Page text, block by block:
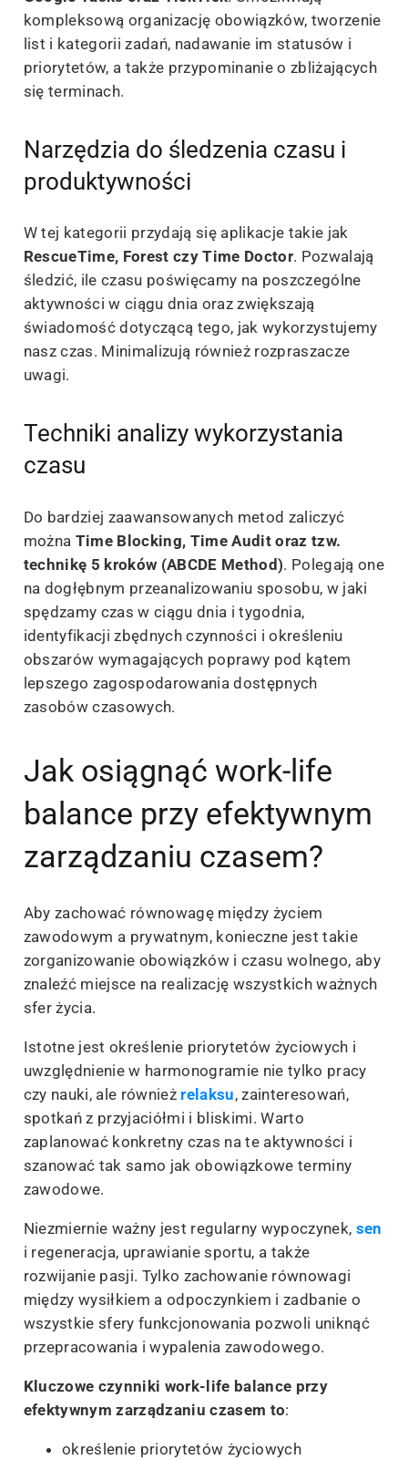
kompleksową organizację obowiązków, tworzenie
list i kategorii zadań, nadawanie im statusów i
priorytetów, a także przypominanie o zbliżających
się terminach.
Narzędzia do śledzenia czasu i
produktywności
W tej kategorii przydają się aplikacje takie jak
RescueTime, Forest czy Time Doctor. Pozwalają
śledzić, ile czasu poświęcamy na poszczególne
aktywności w ciągu dnia oraz zwiększają
świadomość dotyczącą tego, jak wykorzystujemy
nasz czas. Minimalizują również rozpraszacze
uwagi.
Techniki analizy wykorzystania
czasu
Do bardziej zaawansowanych metod zaliczyć
można Time Blocking, Time Audit oraz tzw.
technikę 5 kroków (ABCDE Method). Polegają one
na dogłębnym przeanalizowaniu sposobu, w jaki
spędzamy czas w ciągu dnia i tygodnia,
identyfikacji zbędnych czynności i określeniu
obszarów wymagających poprawy pod kątem
lepszego zagospodarowania dostępnych
zasobów czasowych.
Jak osiągnąć work-life
balance przy efektywnym
zarządzaniu czasem?
Aby zachować równowagę między życiem
zawodowym a prywatnym, konieczne jest takie
zorganizowanie obowiązków i czasu wolnego, aby
znaleźć miejsce na realizację wszystkich ważnych
sfer życia.
Istotne jest określenie priorytetów życiowych i
uwzględnienie w harmonogramie nie tylko pracy
czy nauki, ale również relaksu, zainteresowań,
spotkań z przyjaciółmi i bliskimi. Warto
zaplanować konkretny czas na te aktywności i
szanować tak samo jak obowiązkowe terminy
zawodowe.
Niezmiernie ważny jest regularny wypoczynek, sen
i regeneracja, uprawianie sportu, a także
rozwijanie pasji. Tylko zachowanie równowagi
między wysiłkiem a odpoczynkiem i zadbanie o
wszystkie sfery funkcjonowania pozwoli uniknąć
przepracowania i wypalenia zawodowego.
Kluczowe czynniki work-life balance przy
efektywnym zarządzaniu czasem to:
określenie priorytetów życiowych